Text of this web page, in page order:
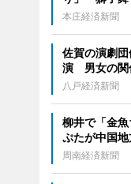
本庄経済新聞
佐賀の演劇
演 男女の関
八戸経済新聞
柳井で「金
ぷたが中国
周南経済新聞